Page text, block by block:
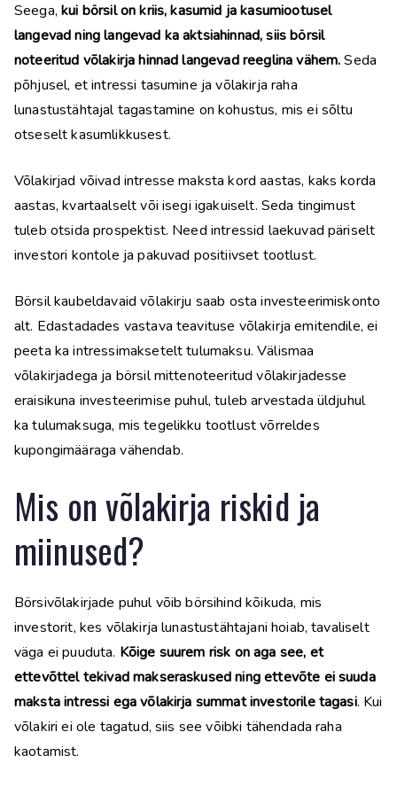
Seega,kui börsil on kriis, kasumid ja kasumiootusel
langevad ning langevad ka aktsiahinnad, siis börsil
noteeritud võlakirja hinnad langevad reeglina vähem.Seda
põhjusel, et intressi tasumine ja võlakirja raha
lunastustähtajal tagastamine on kohustus, mis ei sõltu
otseselt kasumlikkusest.
Võlakirjad võivad intresse maksta kord aastas, kaks korda
aastas, kvartaalselt või isegi igakuiselt. Seda tingimust
tuleb otsida prospektist. Need intressid laekuvad päriselt
investori kontole ja pakuvad positiivset tootlust.
Börsil kaubeldavaid võlakirju saab osta investeerimiskonto
alt. Edastadades vastava teavituse võlakirja emitendile, ei
peeta ka intressimaksetelt tulumaksu. Välismaa
võlakirjadega ja börsil mittenoteeritud võlakirjadesse
eraisikuna investeerimise puhul, tuleb arvestada üldjuhul
ka tulumaksuga, mis tegelikku tootlust võrreldes
kupongimääraga vähendab.
Mis on võlakirja riskid ja
miinused?
Börsivõlakirjade puhul võib börsihind kõikuda, mis
investorit, kes võlakirja lunastustähtajani hoiab, tavaliselt
väga ei puuduta. Kõige suurem risk on aga see, et
ettevõttel tekivad makseraskused ning ettevõte ei suuda
maksta intressi ega võlakirja summat investorile tagasi. Kui
võlakiri ei ole tagatud, siis see võibki tähendada raha
kaotamist.